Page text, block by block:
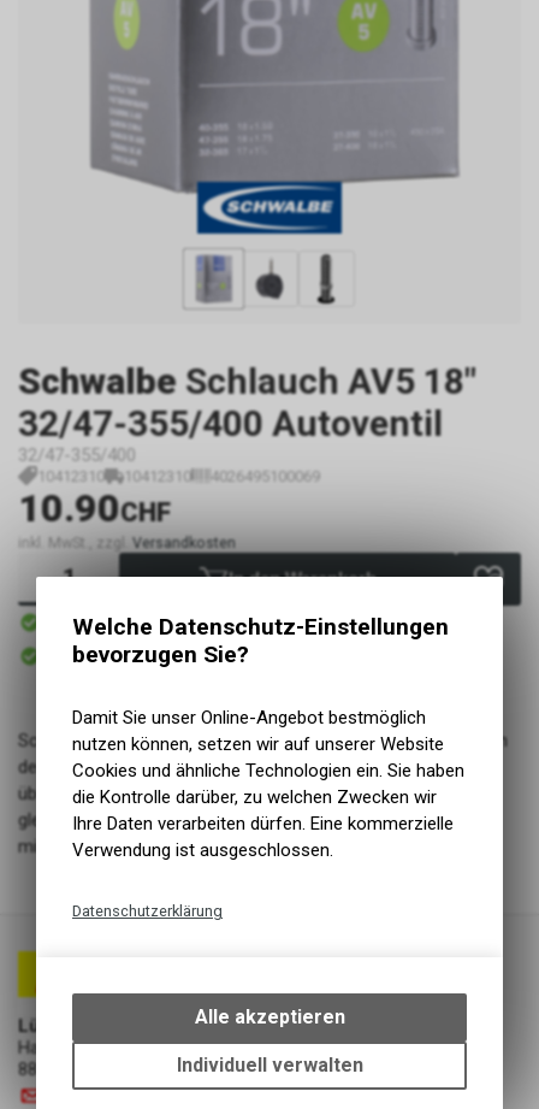
Schwalbe Schlauch AV5 18"
32/47-355/400 Autoventil
32/47-355/400
10412310 10412310 4026495100069
10.90CHF
inkl. MwSt., zzgl. Versandkosten
In den Warenkorb
Sofort verfügbar
Versand
Sofort abholbar
Abholung Lüscher Motor- & Bike World
Schwalbe Standard Fahrradschlauch Nr. 5. Für Fahrradreifen in
der Größe 18" Zoll (ETRTO 32/47-355/400). Hält die Luft
überdurchschnittlich lang. Dank bester Materialgüte und
gleichmäßiger Wandstärke. Höchste Zuverlässigkeit, die sich
millionenfach bewährt hat.
Lüscher Motor- & Bike World
Hauptstrasse 29a
8867 Niederurnen
info@luscherag.ch
Welche Datenschutz-Einstellungen
bevorzugen Sie?
Damit Sie unser Online-Angebot bestmöglich
nutzen können, setzen wir auf unserer Website
Cookies und ähnliche Technologien ein. Sie haben
die Kontrolle darüber, zu welchen Zwecken wir
Ihre Daten verarbeiten dürfen. Eine kommerzielle
Verwendung ist ausgeschlossen.
Datenschutzerklärung
bestimmte Interaktionen und
Einstellungen auf Ihrem Gerät,
um die grundlegenden
Funktionen unseres Online-
Alle akzeptieren
Individuell verwalten